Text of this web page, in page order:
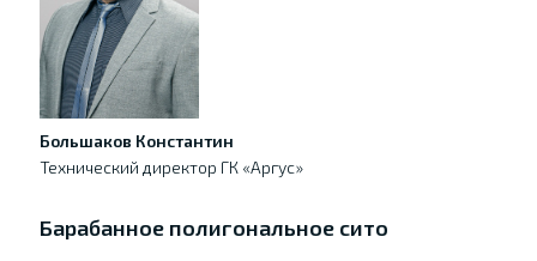
Большаков Константин
Технический директор ГК «Аргус»
Барабанное полигональное сито